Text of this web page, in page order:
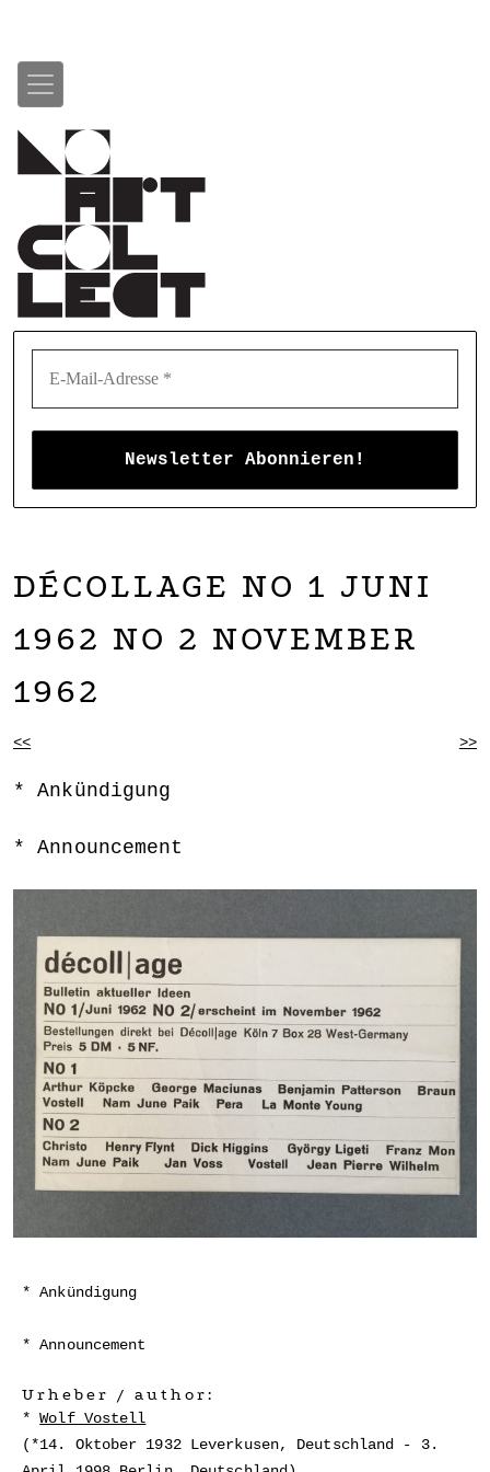
DÉCOLLAGE NO 1 JUNI
1962 NO 2 NOVEMBER
1962
BEITRAGSNAVIGATION
<< >>
Ankündigung
Announcement
Ankündigung
Announcement
Urheber / author:
Wolf Vostell
(*14. Oktober 1932 Leverkusen, Deutschland - 3.